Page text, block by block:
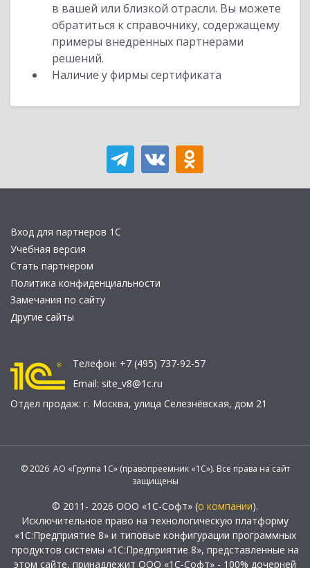
в вашей или близкой отрасли. Вы можете
обратиться к справочнику, содержащему
примеры внедренных партнерами
решений.
Наличие у фирмы сертификата
Вход для партнеров 1С
Учебная версия
Стать партнером
Политика конфиденциальности
Замечания по сайту
Другие сайты
Телефон: +7 (495) 737-92-57
Email: site_v8@1c.ru
Отдел продаж: г. Москва, улица Селезнёвская, дом 21
© 2026 АО «Группа 1С» (правопреемник «1С»). Все права на сайт
защищены
© 2011- 2026 ООО «1С-Софт» (о компании).
Исключительное право на технологическую платформу
«1С:Предприятие 8» и типовые конфигурации программных
продуктов системы «1С:Предприятие 8», представленные на
этом сайте, принадлежит ООО «1С-Софт» - 100% дочерней